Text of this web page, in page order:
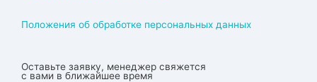
Положения об обработке персональных данных
Оставьте заявку, менеджер свяжется
с вами в ближайшее время